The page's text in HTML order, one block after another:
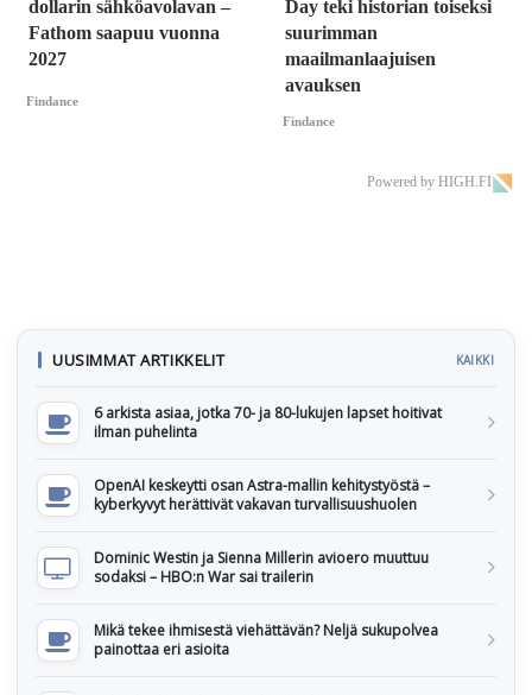
dollarin sähköavolavan –
Fathom saapuu vuonna
2027
Findance
Day teki historian toiseksi
suurimman
maailmanlaajuisen
avauksen
Findance
Powered by HIGH.FI
UUSIMMAT ARTIKKELIT KAIKKI
6 arkista asiaa, jotka 70- ja 80-lukujen lapset hoitivat
ilman puhelinta
OpenAI keskeytti osan Astra-mallin kehitystyöstä –
kyberkyvyt herättivät vakavan turvallisuushuolen
Dominic Westin ja Sienna Millerin avioero muuttuu
sodaksi – HBO:n War sai trailerin
Mikä tekee ihmisestä viehättävän? Neljä sukupolvea
painottaa eri asioita